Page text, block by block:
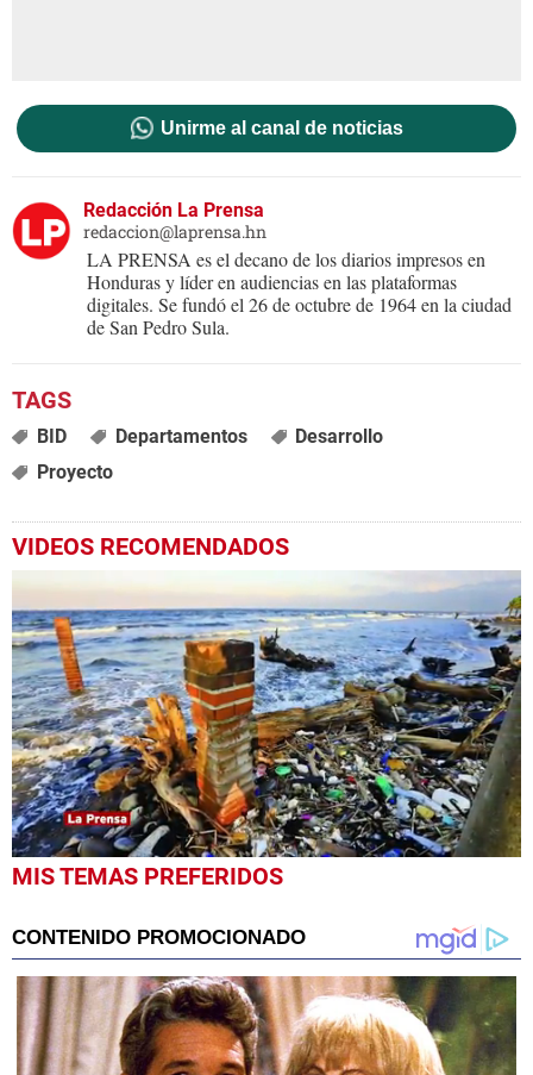
Unirme al canal de noticias
Redacción La Prensa
redaccion@laprensa.hn
LA PRENSA es el decano de los diarios impresos en
Honduras y líder en audiencias en las plataformas
digitales. Se fundó el 26 de octubre de 1964 en la ciudad
de San Pedro Sula.
BID Departamentos
Desarrollo
Proyecto
VIDEOS RECOMENDADOS
0
seconds
seconds
MIS TEMAS PREFERIDOS